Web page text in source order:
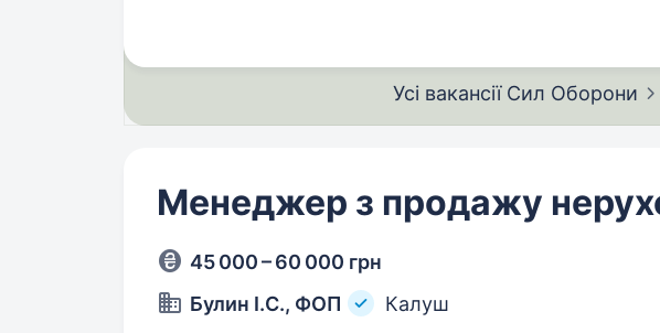
Усі вакансії Сил Оборони
Менеджер з продажу
45 000 – 60 000 грн
Булин І.С., ФОП
Калуш